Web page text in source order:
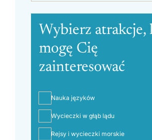
Wybierz atrakcje,
mogę Cię
zainteresować
Nauka języków
Wycieczki w głąb lądu
Rejsy i wycieczki morskie